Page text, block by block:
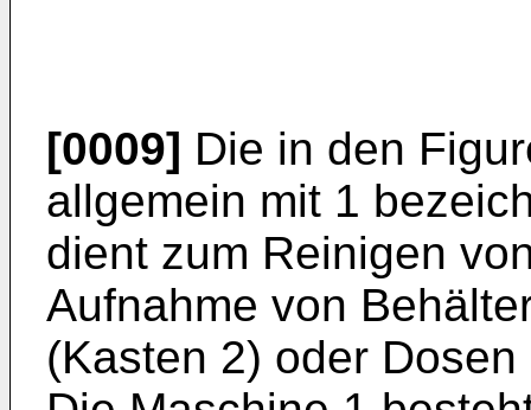
[0009] Die in den
allgemein mit 1
dient zum Reinigen
Aufnahme von
(Kasten 2) oder